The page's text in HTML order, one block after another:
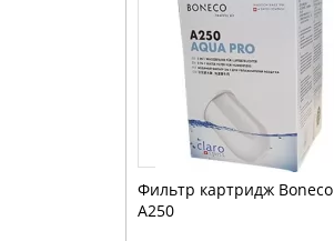
Фильтр картридж Boneco
A250